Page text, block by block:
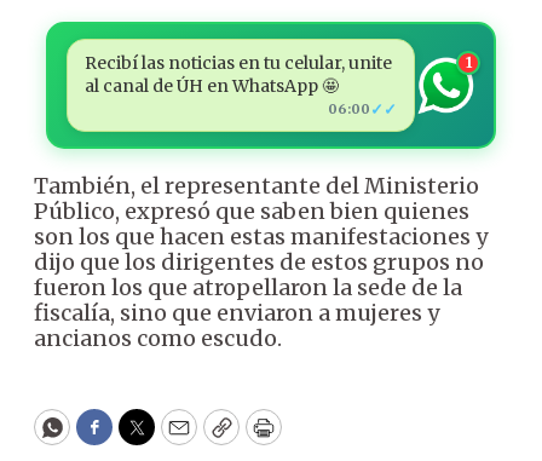
Recibí las noticias en tu celular, unite
al canal de ÚH en WhatsApp 🤩
06:00 ✓✓
1
También, el representante del Ministerio
Público, expresó que saben bien quienes
son los que hacen estas manifestaciones y
dijo que los dirigentes de estos grupos no
fueron los que atropellaron la sede de la
fiscalía, sino que enviaron a mujeres y
ancianos como escudo.
WhatsApp
Facebook
Twitter
EmailCopyPrint